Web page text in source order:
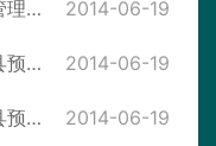
关于印发《财政支出绩效评价管理暂行办法》的通知 2014-06-19
岳阳县财政局关于印发《岳阳县预算绩效目标管理暂行办法》的通知 2014-06-19
岳阳县财政局关于印发《岳阳县预算绩效管理工作规程（试行）》的通知 2014-06-19